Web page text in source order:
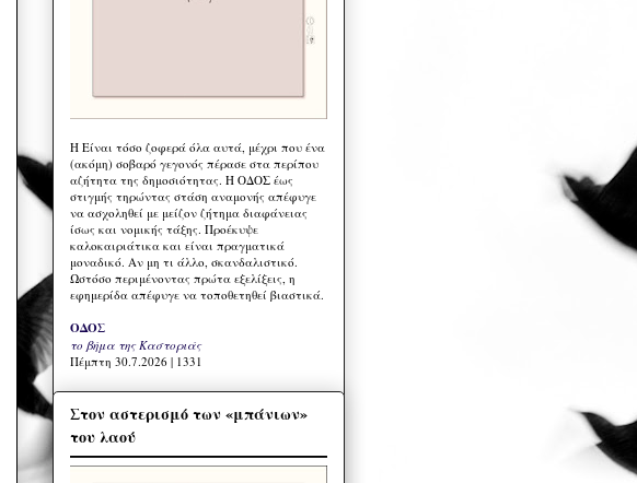
Η Eίναι τόσο ζοφερά όλα αυτά, μέχρι που ένα
(ακόμη) σοβαρό γεγονός πέρασε στα περίπου
αζήτητα της δημοσιότητας. Η ΟΔΟΣ έως
στιγμής τηρώντας στάση αναμονής απέφυγε
να ασχοληθεί με μείζον ζήτημα διαφάνειας
ίσως και νομικής τάξης. Προέκυψε
καλοκαιριάτικα και είναι πραγματικά
μοναδικό. Αν μη τι άλλο, σκανδαλιστικό.
Ωστόσο περιμένοντας πρώτα εξελίξεις, η
εφημερίδα απέφυγε να τοποθετηθεί βιαστικά.
ΟΔΟΣ
το βήμα της Καστοριάς
Πέμπτη 30.7.2026 | 1331
Στον αστερισμό των «μπάνιων»
του λαού